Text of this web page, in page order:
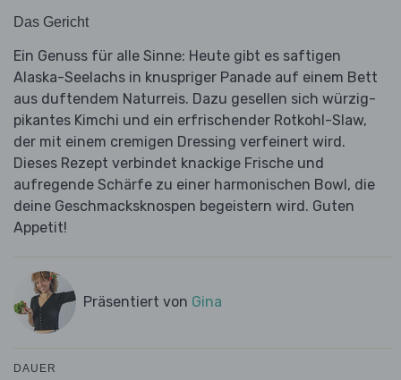
Das Gericht
Ein Genuss für alle Sinne: Heute gibt es saftigen
Alaska-Seelachs in knuspriger Panade auf einem Bett
aus duftendem Naturreis. Dazu gesellen sich würzig-
pikantes Kimchi und ein erfrischender Rotkohl-Slaw,
der mit einem cremigen Dressing verfeinert wird.
Dieses Rezept verbindet knackige Frische und
aufregende Schärfe zu einer harmonischen Bowl, die
deine Geschmacksknospen begeistern wird. Guten
Appetit!
Präsentiert von Gina
DAUER